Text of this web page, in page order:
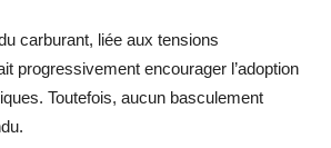
carburant, liée aux tensions
progressivement encourager l’adoption
Toutefois, aucun basculement